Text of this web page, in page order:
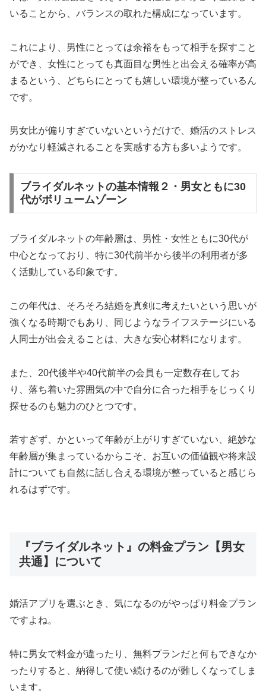
いることから、バランスの取れた構成になっています。
これにより、男性にとっては余裕をもって相手を探すこと
ができ、女性にとっても真面目な男性と出会える確率が高
まるという、どちらにとっても嬉しい環境が整っているん
です。
男女比が偏りすぎていないというだけで、婚活のストレス
がかなり軽減されることを実感する方も多いようです。
ブライダルネットの基本情報２・男女ともに30
代がボリュームゾーン
ブライダルネットの年齢層は、男性・女性ともに30代が
中心となっており、特に30代前半から後半の利用者が多
く活動している印象です。
この年代は、そろそろ結婚を真剣に考えたいという思いが
強くなる時期でもあり、同じようなライフステージにいる
人同士が出会えることは、大きな安心材料になります。
また、20代後半や40代前半の会員も一定数存在してお
り、落ち着いた雰囲気の中で自分に合った相手をじっくり
探せるのも魅力のひとつです。
若すぎず、かといって年齢が上がりすぎていない、絶妙な
年齢層が集まっているからこそ、お互いの価値観や将来設
計についても自然に話し合える環境が整っていると感じら
れるはずです。
『ブライダルネット』の料金プラン【男女
共通】について
婚活アプリを選ぶとき、気になるのがやっぱり料金プラン
ですよね。
特に男女で料金が違ったり、無料プランだと何もできなか
ったりすると、納得して使い続けるのが難しくなってしま
います。